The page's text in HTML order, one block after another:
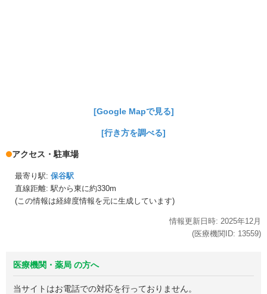
[Google Mapで見る]
[行き方を調べる]
アクセス・駐車場
最寄り駅: 保谷駅
直線距離: 駅から東に約330m
(この情報は経緯度情報を元に生成しています)
情報更新日時: 2025年12月
(医療機関ID: 13559)
医療機関・薬局 の方へ
当サイトはお電話での対応を行っておりません。